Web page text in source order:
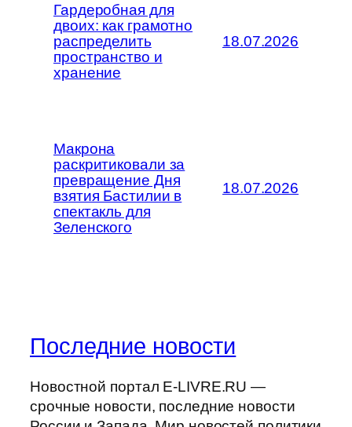
Гардеробная для
двоих: как грамотно
распределить
пространство и
хранение
18.07.2026
Макрона
раскритиковали за
превращение Дня
взятия Бастилии в
спектакль для
Зеленского
18.07.2026
Последние новости
Новостной портал E-LIVRE.RU —
срочные новости, последние новости